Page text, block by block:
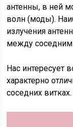
антенны, в ней
волн (моды).
излучения
между
Нас интересует
характерно
соседних витках.